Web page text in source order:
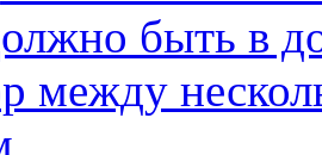
быть в
между